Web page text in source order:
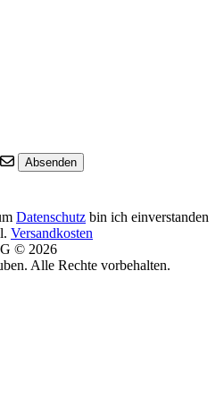
Absenden
Datenschutz bin ich einverstanden
Versandkosten
© 2026
Alle Rechte vorbehalten.